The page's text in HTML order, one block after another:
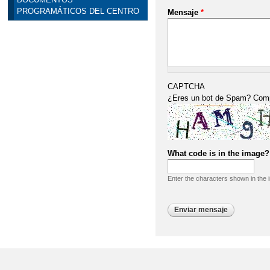
PROGRAMÁTICOS DEL CENTRO
Mensaje *
CAPTCHA
¿Eres un bot de Spam?
What code is in the
Enter the characters shown in the